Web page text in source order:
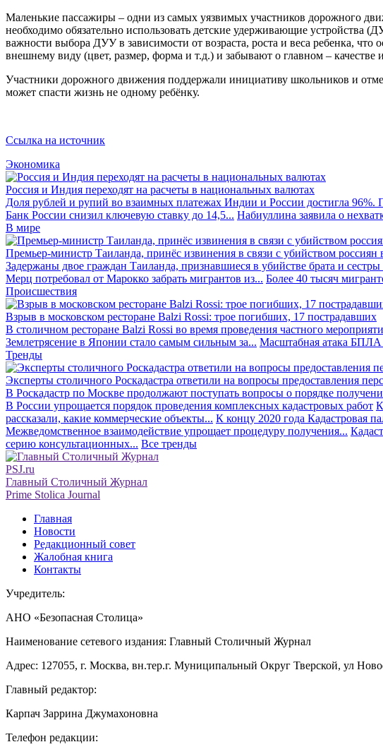
Маленькие пассажиры – одни из самых уязвимых участников дорожного
необходимо обязательно использовать детские удерживающие
важности выбора ДУУ в зависимости от возраста, роста и веса ребенка,
внешнему виду (цвет, размер, форма и т.д.) и забывают о главном –
Участники дорожного движения поддержали инициативу школьников и
может спасти жизнь не одному ребёнку.
Ссылка на источник
Экономика
Россия и Индия переходят на расчеты в национальных валютах
Доля рублей и рупий во взаимных платежах Индии и России достигла 96%.
Банк России снизил ключевую ставку до 14,5... Набиуллина заявила о
В мире
Премьер-министр Таиланда, принёс извинения в связи с убийством россиян
Задержаны двое граждан Таиланда, признавшиеся в убийстве брата и
Мерц потребовал от Марокко забрать мигрантов из... Более 40 тысяч
Происшествия
Взрыв в московском ресторане Balzi Rossi: трое погибших, 17 пострадавших
В столичном ресторане Balzi Rossi во время проведения частного
Землетрясение в Японии стало самым сильным за... Масштабная атака БПЛА
Тренды
Эксперты столичного Роскадастра ответили на вопросы предоставления
В Роскадастр по Москве продолжают поступать вопросы о порядке
В России упрощается порядок проведения комплексных кадастровых работ
рассказали, какие коммерческие объекты... К концу 2020 года Кадастровая
Межведомственное взаимодействие упрощает процедуру получения...
серию консультационных... Все тренды
PSJ.ru
Главный Столичный Журнал
Prime Stolica Journal
Главная
Новости
Редакционный совет
Жалобная книга
Контакты
Учредитель:
АНО «Безопасная Столица»
Наименование сетевого издания: Главный Столичный Журнал
Адрес: 127055, г. Москва, вн.тер.г. Муниципальный Округ Тверской, ул
Главный редактор:
Карпач Заррина Джумахоновна
Телефон редакции: